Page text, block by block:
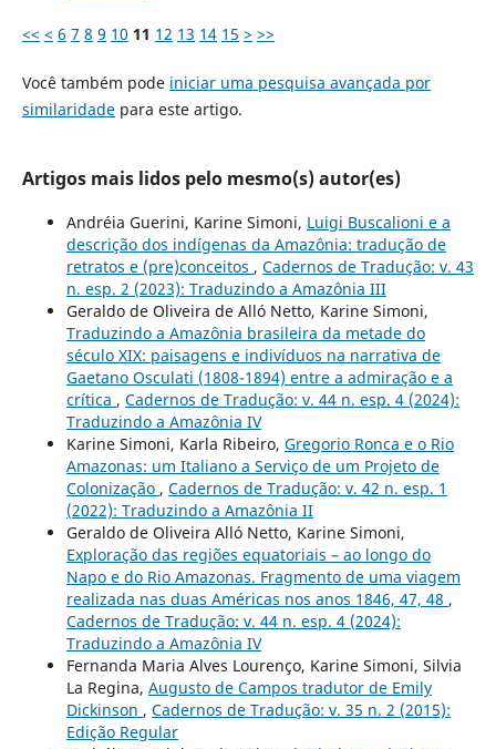
<< < 6 7 8 9 10 11 12 13 14 15 > >>
Você também pode iniciar uma pesquisa avançada por
similaridadepara este artigo.
Artigos mais lidos pelo mesmo(s) autor(es)
Andréia Guerini, Karine Simoni, Luigi Buscalioni e a
descrição dos indígenas da Amazônia: tradução de
retratos e (pre)conceitos , Cadernos de Tradução: v. 43
n. esp. 2 (2023): Traduzindo a Amazônia III
Geraldo de Oliveira de Alló Netto, Karine Simoni,
Traduzindo a Amazônia brasileira da metade do
século XIX: paisagens e indivíduos na narrativa de
Gaetano Osculati (1808-1894) entre a admiração e a
crítica , Cadernos de Tradução: v. 44 n. esp. 4 (2024):
Traduzindo a Amazônia IV
Karine Simoni, Karla Ribeiro, Gregorio Ronca e o Rio
Amazonas: um Italiano a Serviço de um Projeto de
Colonização , Cadernos de Tradução: v. 42 n. esp. 1
(2022): Traduzindo a Amazônia II
Geraldo de Oliveira Alló Netto, Karine Simoni,
Exploração das regiões equatoriais – ao longo do
Napo e do Rio Amazonas. Fragmento de uma viagem
realizada nas duas Américas nos anos 1846, 47, 48 ,
Cadernos de Tradução: v. 44 n. esp. 4 (2024):
Traduzindo a Amazônia IV
Fernanda Maria Alves Lourenço, Karine Simoni, Silvia
La Regina, Augusto de Campos tradutor de Emily
Dickinson , Cadernos de Tradução: v. 35 n. 2 (2015):
Edição Regular